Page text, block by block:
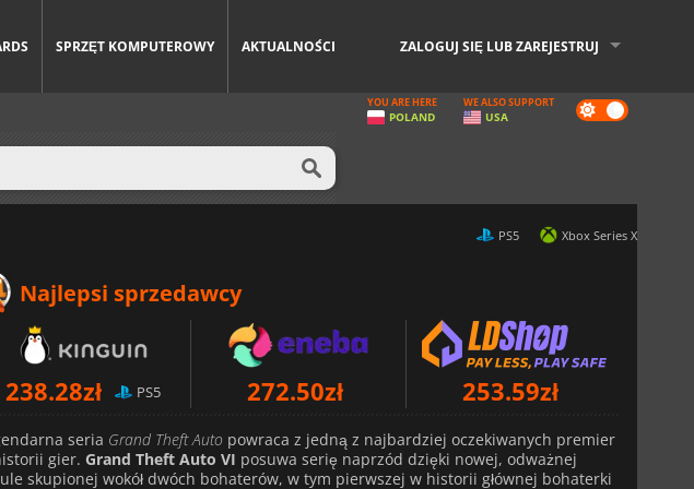
SPRZĘT KOMPUTEROWY AKTUALNOŚCI ZALOGUJ SIĘ LUB ZAREJESTRUJ
Dark
mode
YOU ARE HERE
POLAND
WE ALSO SUPPORT
USA
PS5 Xbox Series X
Najlepsi sprzedawcy
238.28zł PS5 272.50zł
Xbox Series X
253.59zł
Xbox Series X
seria Grand Theft Auto powraca z jedną z najbardziej oczekiwanych premier
gier. Grand Theft Auto VI posuwa serię naprzód dzięki nowej, odważnej
skupionej wokół dwóch bohaterów, w tym pierwszej w historii głównej bohaterki